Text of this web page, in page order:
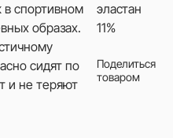
в спортивном
образах.
сидят по
и не теряют
эластан
11%
Поделиться
товаром